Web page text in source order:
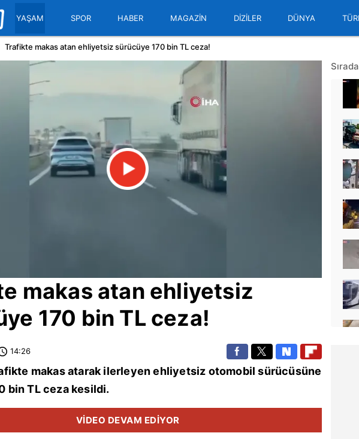
YAŞAM SPOR HABER MAGAZİN DİZİLER DÜNYA
Trafikte makas atan ehliyetsiz sürücüye 170 bin TL ceza!
makas atan ehliyetsiz
170 bin TL ceza!
14:26
makas atarak ilerleyen ehliyetsiz otomobil sürücüsüne
bin TL ceza kesildi.
VİDEO DEVAM EDİYOR